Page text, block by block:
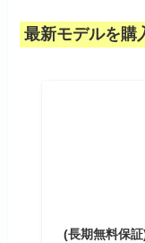
最新モデルを購
(長期無料保